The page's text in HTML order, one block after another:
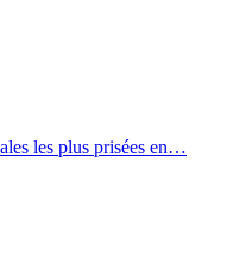
les plus prisées en…